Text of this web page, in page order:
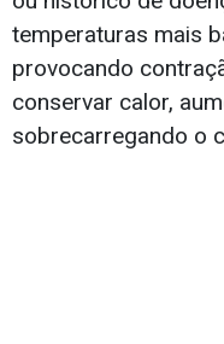
temperaturas mais
provocando
conservar calor,
sobrecarregando o